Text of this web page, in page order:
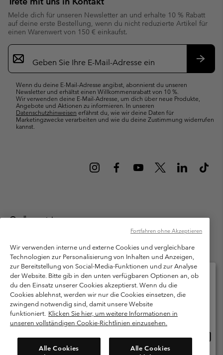
Melde dich für unseren Newsletter an und erhalte 10 % Rabatt
auf deine erste Bestellung, wenn du nicht reduzierte Artikel für
einen Warenwert von 150 € einkaufst.
Newsletter-
Anmeldung
Wenn du deine E-Mail-Adresse angibst, abonnierst du unseren
Newsletter und erhältst einen Willkommensrabatt von 10 %.
Wir verwenden deine E-Mail-Adresse, um dich über neue Produkte,
Angebote und Aktionen zu informieren. In unseren
Datenschutzhinweisen erfährst du, wie wir deine Daten für
Marketingzwecke verarbeiten und wie du deine Zustimmung widerrufen
kannst.
Österreich
Columbia Sportswear Austria GmbH. Moosfeldstraße 1, 5101
Bergheim, Salzburg Österreich. Alle Rechte vorbehalten.
Nutzungsbedingungen
Allgemeine Verkaufsbedingungen
Garantie
Datenschutzerklärung
Bestimmungen und Bedingungen des Mitglieder Programms
Nutzungsbedingungen Für Nutzergenerierte Inhalte
Cookies
Kundenservice: Mo- Fr. 9:00 - 13:00 & 14:00- 18:00 Uhr
(+)43720880525
Wir verwenden interne und externe Cookies und vergleichbare
Technologien zur Personalisierung von Inhalten und Anzeigen,
zur Bereitstellung von Social-Media-Funktionen und zur Analyse
der Website. Bitte gib in den unten verfügbaren Optionen an, ob
du den Einsatz unserer Cookies akzeptierst. Wenn du die
Cookies ablehnst, werden wir nur die Cookies einsetzen, die
zwingend notwendig sind, damit unsere Website
funktioniert. Klicken Sie hier, um weitere Informationen in
unseren vollständigen Cookie-Richtlinien einzusehen.
Alle Cookies
Alle Cookies
Fortfahren ohne Akzeptieren
Bitte wählen Sie Ihr Lieferland und Ihre Sprache
Online-Einkauf verfügbar